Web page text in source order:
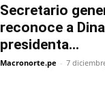
Secretario
reconoce a
presidenta...
Macronorte.pe - 7